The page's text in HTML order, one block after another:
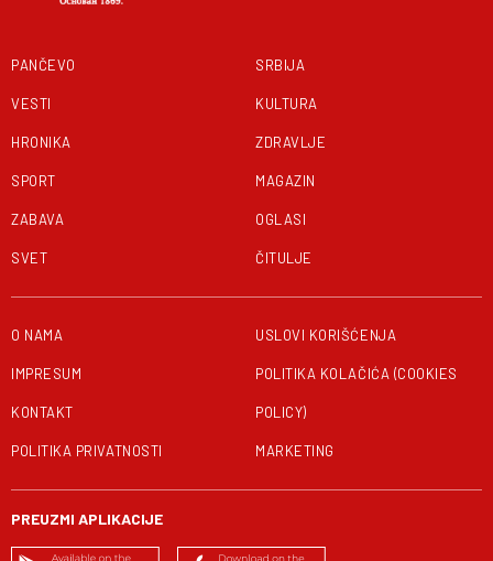
PANČEVO
VESTI
HRONIKA
SPORT
ZABAVA
SVET
SRBIJA
KULTURA
ZDRAVLJE
MAGAZIN
OGLASI
ČITULJE
O NAMA
IMPRESUM
KONTAKT
POLITIKA PRIVATNOSTI
USLOVI KORIŠĆENJA
POLITIKA KOLAČIĆA (COOKIES
POLICY)
MARKETING
PREUZMI APLIKACIJE